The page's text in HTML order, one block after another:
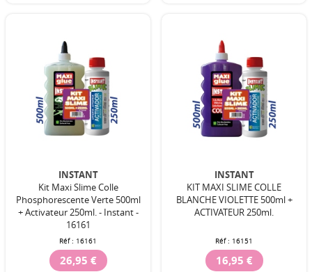
INSTANT
Kit Maxi Slime Colle
Phosphorescente Verte 500ml
+ Activateur 250ml. - Instant -
16161
Réf : 16161
26,95 €
INSTANT
KIT MAXI SLIME COLLE
BLANCHE VIOLETTE 500ml +
ACTIVATEUR 250ml.
Réf : 16151
16,95 €